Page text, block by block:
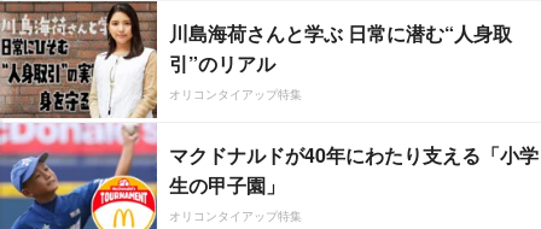
川島海荷さんと学ぶ 日常に潜む“人身取
引”のリアル
オリコンタイアップ特集
マクドナルドが40年にわたり支える「小学
生の甲子園」
オリコンタイアップ特集